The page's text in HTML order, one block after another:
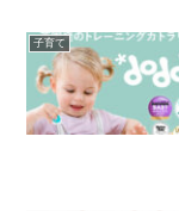
子育て